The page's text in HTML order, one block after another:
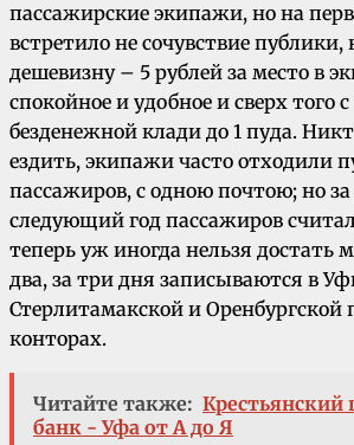
пассажирские экипажи, но на
встретило не сочувствие публики,
дешевизну – 5 рублей за место в
спокойное и удобное и сверх того
безденежной клади до 1 пуда.
ездить, экипажи часто отходили
пассажиров, с одною почтою; но за
следующий год пассажиров
теперь уж иногда нельзя достать
два, за три дня записываются в
Стерлитамакской и Оренбургской
конторах.
Читайте также: Крестьянский
банк - Уфа от А до Я